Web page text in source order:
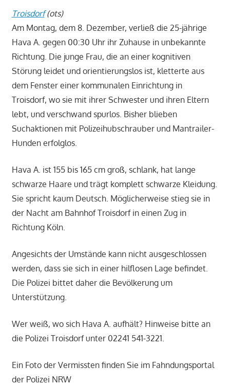
Troisdorf(ots)
Am Montag, dem 8. Dezember, verließ die 25-jährige
Hava A. gegen 00:30 Uhr ihr Zuhause in unbekannte
Richtung. Die junge Frau, die an einer kognitiven
Störung leidet und orientierungslos ist, kletterte aus
dem Fenster einer kommunalen Einrichtung in
Troisdorf, wo sie mit ihrer Schwester und ihren Eltern
lebt, und verschwand spurlos. Bisher blieben
Suchaktionen mit Polizeihubschrauber und Mantrailer-
Hunden erfolglos.
Hava A. ist 155 bis 165 cm groß, schlank, hat lange
schwarze Haare und trägt komplett schwarze Kleidung.
Sie spricht kaum Deutsch. Möglicherweise stieg sie in
der Nacht am Bahnhof Troisdorf in einen Zug in
Richtung Köln.
Angesichts der Umstände kann nicht ausgeschlossen
werden, dass sie sich in einer hilflosen Lage befindet.
Die Polizei bittet daher die Bevölkerung um
Unterstützung.
Wer weiß, wo sich Hava A. aufhält? Hinweise bitte an
die Polizei Troisdorf unter 02241 541-3221.
Ein Foto der Vermissten finden Sie im Fahndungsportal
der Polizei NRW